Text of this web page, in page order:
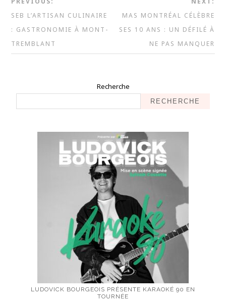
SEB L’ARTISAN CULINAIRE
: GASTRONOMIE À MONT-
TREMBLANT
MAS MONTRÉAL CÉLÈBRE
SES 10 ANS : UN DÉFILÉ À
NE PAS MANQUER
Recherche
RECHERCHE
LUDOVICK BOURGEOIS PRÉSENTE KARAOKÉ 90 EN
TOURNÉE